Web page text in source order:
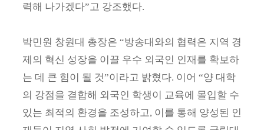
력해 나가겠다”고 강조했다.
박민원 창원대 총장은 “방송대와의 협력은 지역 경
제의 혁신 성장을 이끌 우수 외국인 인재를 확보하
는 데 큰 힘이 될 것”이라고 밝혔다. 이어 “양 대학
의 강점을 결합해 외국인 학생이 교육에 몰입할 수
있는 최적의 환경을 조성하고, 이를 통해 양성된 인